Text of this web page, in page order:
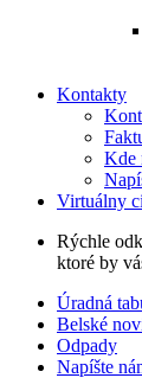
Kontakty
Kde
Virtuálny
Rýchle
ktoré by
Úradná
Belské
Odpady
Napíšte